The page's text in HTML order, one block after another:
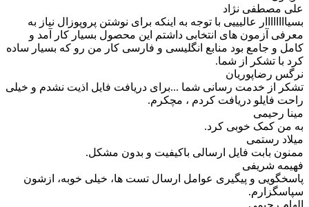
علی مصطفی نژاد
بسیاااااااار عالیییی با توجه به اینکه برای نوشتن پروپوزال نیاز به
معرفی آزمون های انتخابی داشتم این محصول بسیار کار آمد و
کامل و جامع بود منابع انگلیسی و فارسی کار من رو که بسیار ساده
کرد با تشکر از شما.
نرگس رضاپوریان
تشکر از خدمت رسانی شما ...برای دریافت فایل اذیت نشدم و خیلی
راحت فایلو دریافت کردم ، مچکرم.
مینا رحیمی
به من کمک خوبی کرد.
میلاد رستمی
ممنون بابت فایل ارسالی باکیفیت و بدون مشکل.
فهیمه شریفی
پاسخگویی و پیگیری عوامل ارسال تست ها، خیلی خوبه، ازشون
سپاسگزارم.
الهام رحیمی